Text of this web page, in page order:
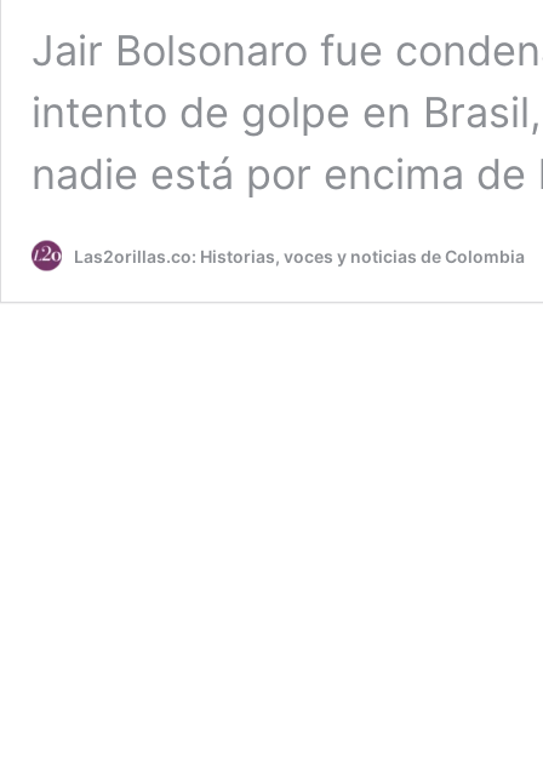
Jair Bolsonaro fue
intento de golpe en
nadie está por encima de
Las2orillas.co: Historias, voces y noticias de Colombia